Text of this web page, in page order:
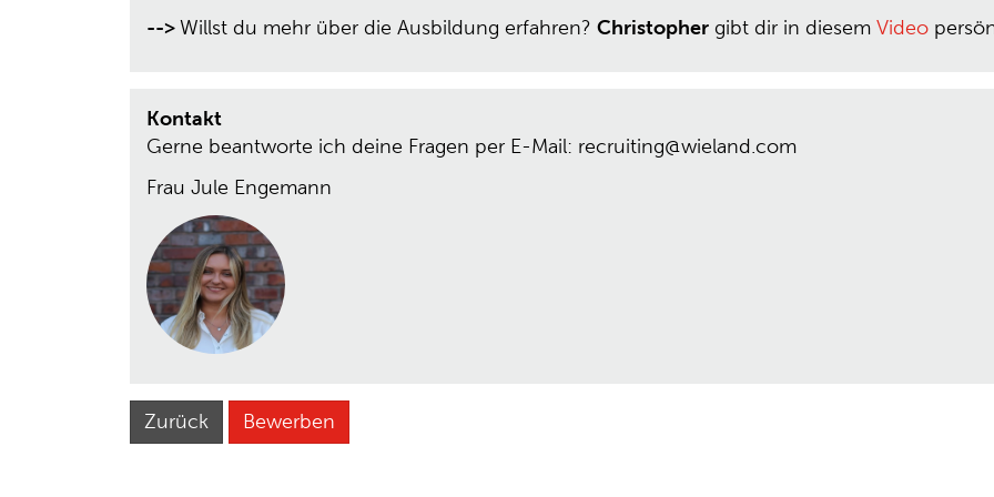
--> Willst du mehr über die Ausbildung erfahren? Christopher gibt dir in diesem Video
Kontakt
Gerne beantworte ich deine Fragen per E-Mail: recruiting@wieland.com
Frau Jule Engemann
Zurück Bewerben